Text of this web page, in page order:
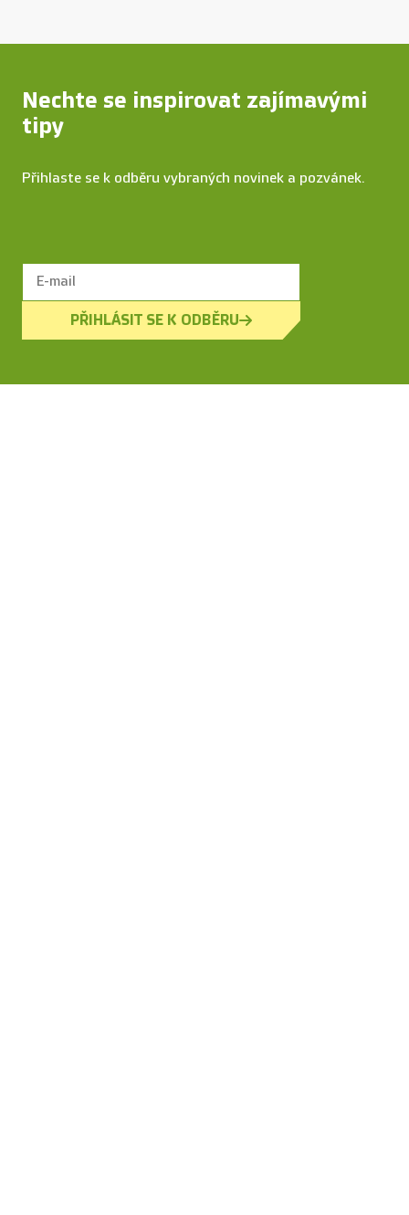
Nechte se inspirovat zajímavými
tipy
Přihlaste se k odběru vybraných novinek a pozvánek.
PŘIHLÁSIT SE K ODBĚRU